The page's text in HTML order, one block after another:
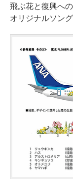
飛ぶ花と復興へ
オリジナルソン